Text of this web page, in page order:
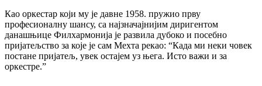
Као оркестар који му је давне 1958. пружио прву
професионалну шансу, са најзначајнијим диригентом
данашњице Филхармонија је развила дубоко и посебно
пријатељство за које је сам Мехта рекао: “Када ми неки човек
постане пријатељ, увек остајем уз њега. Исто важи и за
оркестре.”